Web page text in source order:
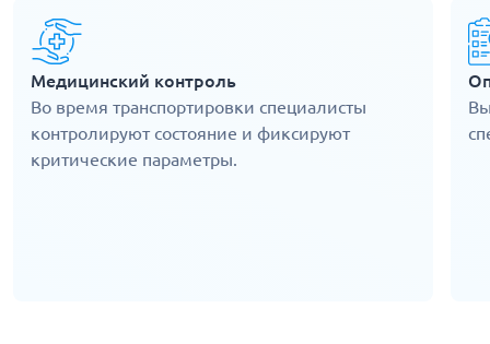
Медицинский контроль
Во время транспортировки специалисты
контролируют состояние и фиксируют
критические параметры.